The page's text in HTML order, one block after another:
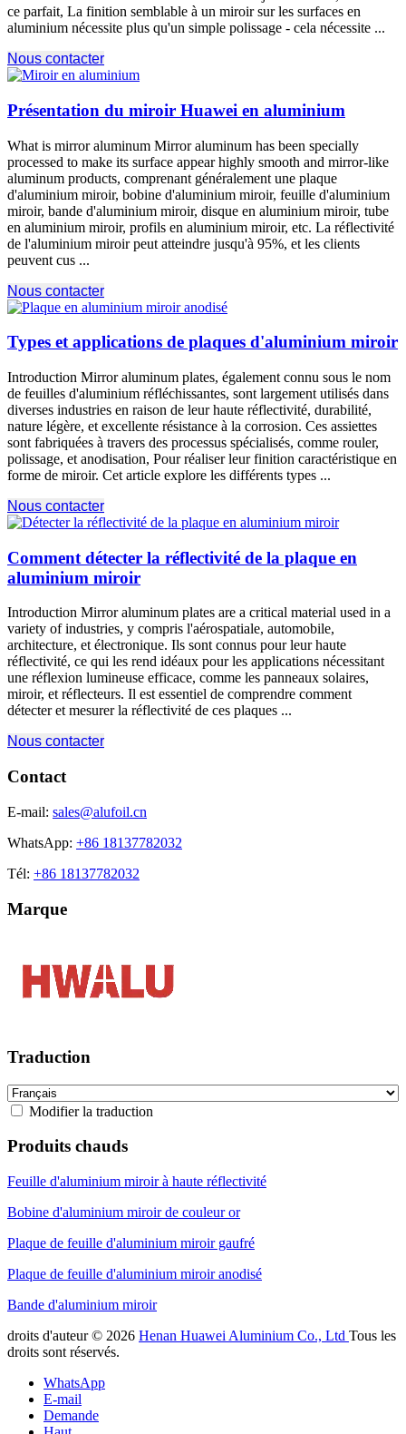
ce parfait, La finition semblable à un miroir sur les surfaces en
aluminium nécessite plus qu'un simple polissage - cela nécessite ...
Nous contacter
Présentation du miroir Huawei en aluminium
What is mirror aluminum Mirror aluminum has been specially
processed to make its surface appear highly smooth and mirror-like
aluminum products, comprenant généralement une plaque
d'aluminium miroir, bobine d'aluminium miroir, feuille d'aluminium
miroir, bande d'aluminium miroir, disque en aluminium miroir, tube
en aluminium miroir, profils en aluminium miroir, etc. La réflectivité
de l'aluminium miroir peut atteindre jusqu'à 95%, et les clients
peuvent cus ...
Nous contacter
Types et applications de plaques d'aluminium miroir
Introduction Mirror aluminum plates, également connu sous le nom
de feuilles d'aluminium réfléchissantes, sont largement utilisés dans
diverses industries en raison de leur haute réflectivité, durabilité,
nature légère, et excellente résistance à la corrosion. Ces assiettes
sont fabriquées à travers des processus spécialisés, comme rouler,
polissage, et anodisation, Pour réaliser leur finition caractéristique en
forme de miroir. Cet article explore les différents types ...
Nous contacter
Comment détecter la réflectivité de la plaque en
aluminium miroir
Introduction Mirror aluminum plates are a critical material used in a
variety of industries, y compris l'aérospatiale, automobile,
architecture, et électronique. Ils sont connus pour leur haute
réflectivité, ce qui les rend idéaux pour les applications nécessitant
une réflexion lumineuse efficace, comme les panneaux solaires,
miroir, et réflecteurs. Il est essentiel de comprendre comment
détecter et mesurer la réflectivité de ces plaques ...
Nous contacter
Contact
E-mail: sales@alufoil.cn
WhatsApp: +86 18137782032
Tél: +86 18137782032
Marque
Traduction
Modifier la traduction
Produits chauds
Feuille d'aluminium miroir à haute réflectivité
Bobine d'aluminium miroir de couleur or
Plaque de feuille d'aluminium miroir gaufré
Plaque de feuille d'aluminium miroir anodisé
Bande d'aluminium miroir
droits d'auteur © 2026 Henan Huawei Aluminium Co., Ltd Tous les
droits sont réservés.
WhatsApp
E-mail
Demande